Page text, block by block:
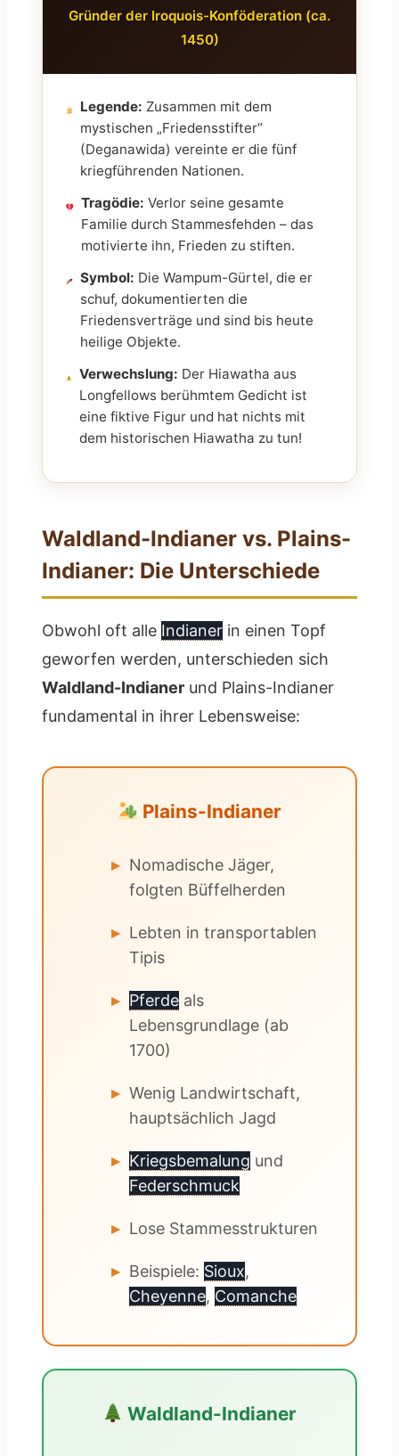
Gründer der Iroquois-Konföderation (ca.
1450)
Legende: Zusammen mit dem
mystischen „Friedensstifter“
(Deganawida) vereinte er die fünf
kriegführenden Nationen.
Tragödie: Verlor seine gesamte
Familie durch Stammesfehden – das
motivierte ihn, Frieden zu stiften.
Symbol: Die Wampum-Gürtel, die er
schuf, dokumentierten die
Friedensverträge und sind bis heute
heilige Objekte.
Verwechslung: Der Hiawatha aus
Longfellows berühmtem Gedicht ist
eine fiktive Figur und hat nichts mit
dem historischen Hiawatha zu tun!
Waldland-Indianer vs. Plains-
Indianer: Die Unterschiede
Obwohl oft alle Indianer in einen Topf
geworfen werden, unterschieden sich
Waldland-Indianer und Plains-Indianer
fundamental in ihrer Lebensweise:
Plains-Indianer
Nomadische Jäger,
folgten Büffelherden
Lebten in transportablen
Tipis
Pferde als
Lebensgrundlage (ab
1700)
Wenig Landwirtschaft,
hauptsächlich Jagd
Kriegsbemalung und
Federschmuck
Lose Stammesstrukturen
Beispiele: Sioux,
Cheyenne, Comanche
Waldland-Indianer